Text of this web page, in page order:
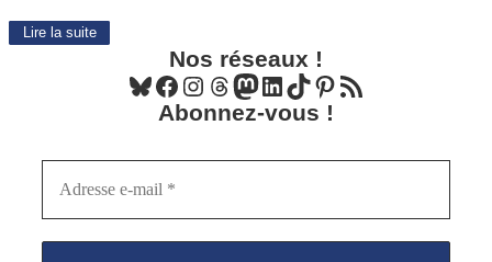
Lire la suite
Nos réseaux !
Bluesky Facebook Instagram Threads Mastodon LinkedIn TikTok Pinterest Flux RSS
Abonnez-vous !